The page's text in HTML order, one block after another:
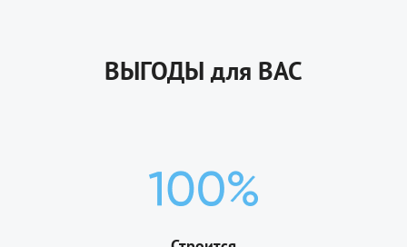
ВЫГОДЫ для ВАС